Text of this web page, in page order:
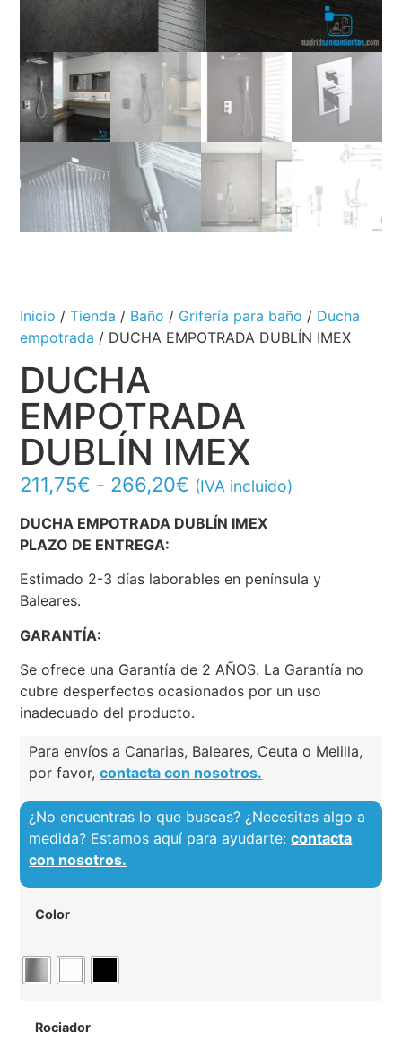
Inicio /Tienda / Baño / Grifería para baño / Ducha
empotrada / DUCHA EMPOTRADA DUBLÍN IMEX
DUCHA
EMPOTRADA
DUBLÍN IMEX
211,75€ - 266,20€ (IVA incluido)
DUCHA EMPOTRADA DUBLÍN IMEX
PLAZO DE ENTREGA:
Estimado 2-3 días laborables en península y
Baleares.
GARANTÍA:
Se ofrece una Garantía de 2 AÑOS. La Garantía no
cubre desperfectos ocasionados por un uso
inadecuado del producto.
Para envíos a Canarias, Baleares, Ceuta o Melilla,
por favor,contacta con nosotros.
¿No encuentras lo que buscas? ¿Necesitas algo a
medida? Estamos aquí para ayudarte:contacta
con nosotros.
Color
Rociador